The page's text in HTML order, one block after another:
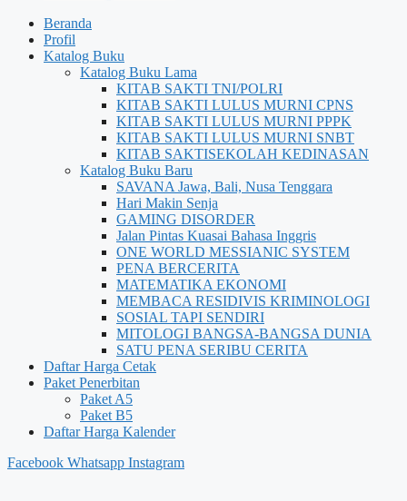
Beranda
Profil
Katalog Buku
Katalog Buku Lama
KITAB SAKTI TNI/POLRI
KITAB SAKTI LULUS MURNI CPNS
KITAB SAKTI LULUS MURNI PPPK
KITAB SAKTI LULUS MURNI SNBT
KITAB SAKTISEKOLAH KEDINASAN
Katalog Buku Baru
SAVANA Jawa, Bali, Nusa Tenggara
Hari Makin Senja
GAMING DISORDER
Jalan Pintas Kuasai Bahasa Inggris
ONE WORLD MESSIANIC SYSTEM
PENA BERCERITA
MATEMATIKA EKONOMI
MEMBACA RESIDIVIS KRIMINOLOGI
SOSIAL TAPI SENDIRI
MITOLOGI BANGSA-BANGSA DUNIA
SATU PENA SERIBU CERITA
Daftar Harga Cetak
Paket Penerbitan
Paket A5
Paket B5
Daftar Harga Kalender
Facebook Whatsapp Instagram